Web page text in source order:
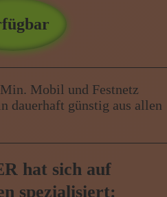
Mobil und Festnetz
dauerhaft günstig aus allen
hat sich auf
spezialisiert: